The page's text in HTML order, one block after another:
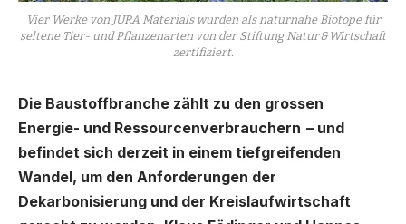
Vier Werke von JURA Materials wurden als naturnahe Biotope für
seltene Tier- und Pflanzenarten von der Stiftung Natur & Wirtschaft
zertifiziert.
Die Baustoffbranche zählt zu den grossen
Energie- und Ressourcenverbrauchern – und
befindet sich derzeit in einem tiefgreifenden
Wandel, um den Anforderungen der
Dekarbonisierung und der Kreislaufwirtschaft